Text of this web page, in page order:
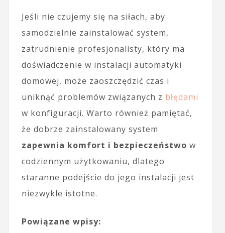
Jeśli nie czujemy się na siłach, aby
samodzielnie zainstalować system,
zatrudnienie profesjonalisty, który ma
doświadczenie w instalacji automatyki
domowej, może zaoszczędzić czas i
uniknąć problemów związanych z błędami
w konfiguracji. Warto również pamiętać,
że dobrze zainstalowany system
zapewnia komfort i bezpieczeństwo w
codziennym użytkowaniu, dlatego
staranne podejście do jego instalacji jest
niezwykle istotne.
Powiązane wpisy: